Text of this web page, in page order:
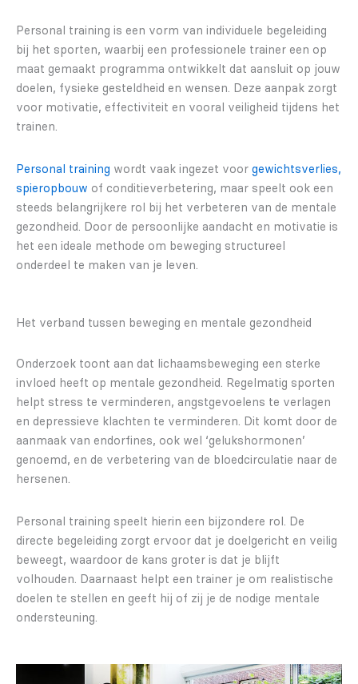
Personal training is een vorm van individuele begeleiding
bij het sporten, waarbij een professionele trainer een op
maat gemaakt programma ontwikkelt dat aansluit op jouw
doelen, fysieke gesteldheid en wensen. Deze aanpak zorgt
voor motivatie, effectiviteit en vooral veiligheid tijdens het
trainen.
Personal training wordt vaak ingezet voor gewichtsverlies,
spieropbouw of conditieverbetering, maar speelt ook een
steeds belangrijkere rol bij het verbeteren van de mentale
gezondheid. Door de persoonlijke aandacht en motivatie is
het een ideale methode om beweging structureel
onderdeel te maken van je leven.
Het verband tussen beweging en mentale gezondheid
Onderzoek toont aan dat lichaamsbeweging een sterke
invloed heeft op mentale gezondheid. Regelmatig sporten
helpt stress te verminderen, angstgevoelens te verlagen
en depressieve klachten te verminderen. Dit komt door de
aanmaak van endorfines, ook wel ‘gelukshormonen’
genoemd, en de verbetering van de bloedcirculatie naar de
hersenen.
Personal training speelt hierin een bijzondere rol. De
directe begeleiding zorgt ervoor dat je doelgericht en veilig
beweegt, waardoor de kans groter is dat je blijft
volhouden. Daarnaast helpt een trainer je om realistische
doelen te stellen en geeft hij of zij je de nodige mentale
ondersteuning.